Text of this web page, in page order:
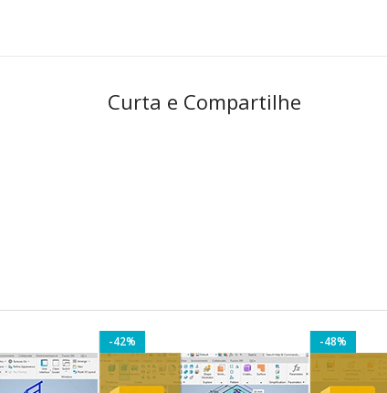
Curta e Compartilhe
-42% -48%